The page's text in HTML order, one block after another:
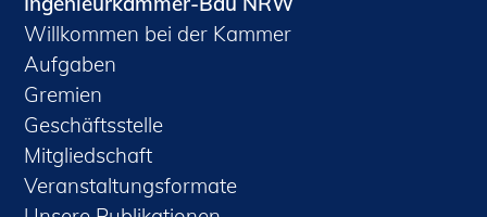
Willkommen bei der Kammer
Aufgaben
Gremien
Geschäftsstelle
Mitgliedschaft
Veranstaltungsformate